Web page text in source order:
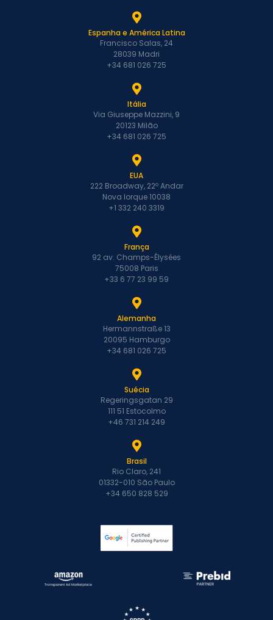
Espanha e América Latina
Francisco Salas, 24
28039 Madri
+34 681 026 725
Itália
Via Giuseppe Mazzini, 9
20123 Milão
+34 681 026 725
EUA
222 Broadway, 22º Andar
Nova Iorque 10038
+1 332 240 3319
França
92 av. Champs-Élysées
75008 Paris
+33 6 77 23 99 59
Alemanha
Hermannstraße 13
20095 Hamburgo
+34 681 026 725
Suécia
Regeringsgatan 29
111 51 Estocolmo
+46 731 214 249
Brasil
Rio Claro, 241
01332-010 São Paulo
+34 650 828 529